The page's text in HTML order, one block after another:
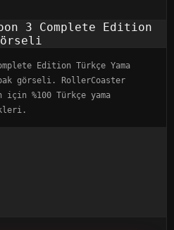
Edition Türkçe Yama
görseli. RollerCoaster
için %100 Türkçe yama